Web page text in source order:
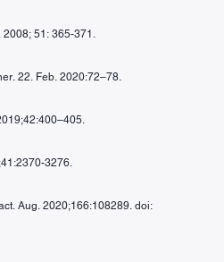
51: 365-371.
22. Feb. 2020:72–78.
3276.
Aug. 2020;166:108289. doi: